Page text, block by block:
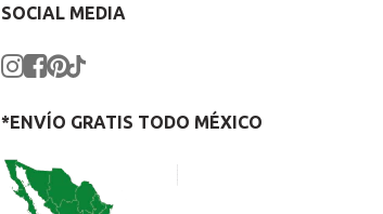
SOCIAL MEDIA
*ENVÍO GRATIS TODO MÉXICO